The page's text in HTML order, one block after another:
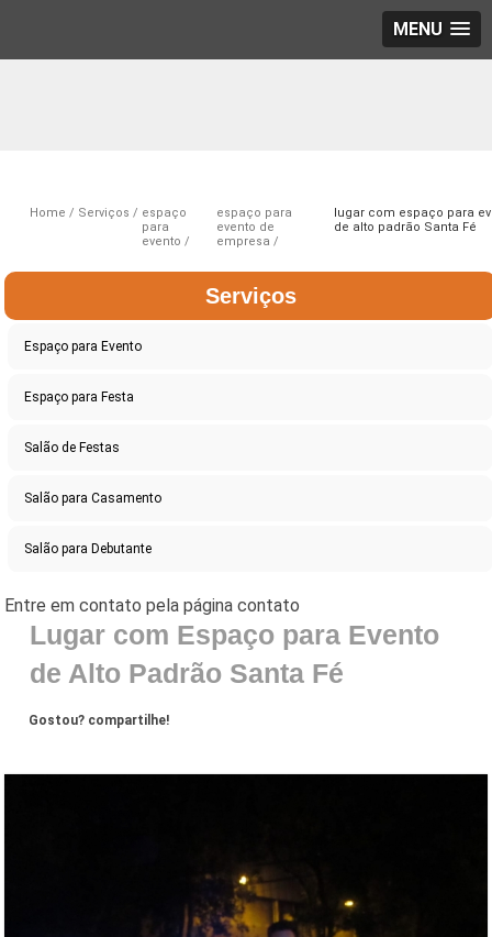
MENU
Home Serviços
espaço
para
evento
espaço para
evento de
empresa
lugar com espaço para
de alto padrão Santa Fé
Serviços
Espaço para Evento
Espaço para Festa
Salão de Festas
Salão para Casamento
Salão para Debutante
Lugar com Espaço para Evento
de Alto Padrão Santa Fé
Gostou? compartilhe!